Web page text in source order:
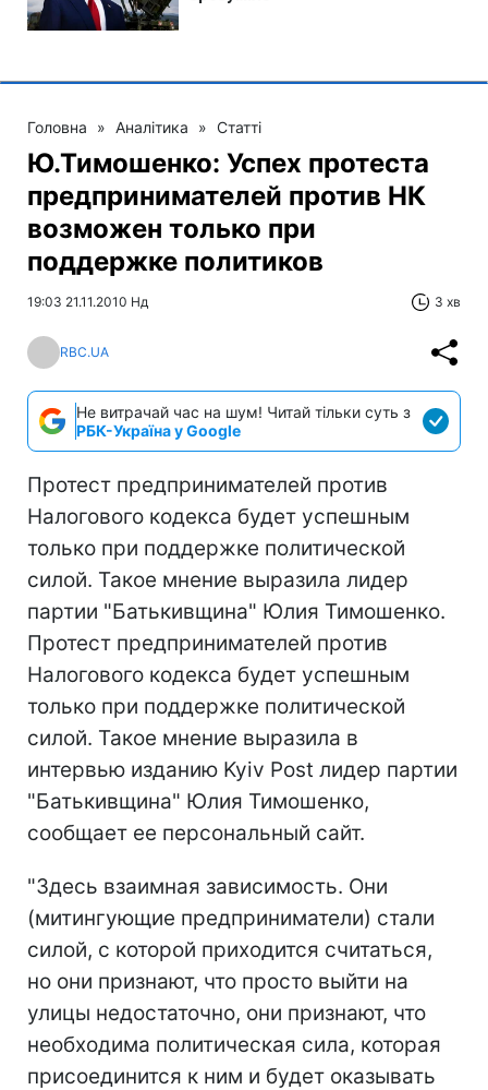
Головна » Аналітика » Статті
Ю.Тимошенко: Успех протеста
предпринимателей против НК
возможен только при
поддержке политиков
19:03 21.11.2010 Нд 3 хв
RBC.UA
Не витрачай час на шум! Читай тільки суть з
РБК-Україна у Google
Протест предпринимателей против
Налогового кодекса будет успешным
только при поддержке политической
силой. Такое мнение выразила лидер
партии "Батькивщина" Юлия Тимошенко.
Протест предпринимателей против
Налогового кодекса будет успешным
только при поддержке политической
силой. Такое мнение выразила в
интервью изданию Kyiv Post лидер партии
"Батькивщина" Юлия Тимошенко,
сообщает ее персональный сайт.
"Здесь взаимная зависимость. Они
(митингующие предприниматели) стали
силой, с которой приходится считаться,
но они признают, что просто выйти на
улицы недостаточно, они признают, что
необходима политическая сила, которая
присоединится к ним и будет оказывать